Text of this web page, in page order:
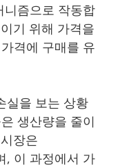
니즘으로 작동합
기 위해 가격을
격에 구매를 유
실을 보는 상황
생산량을 줄이
장은
이 과정에서 가